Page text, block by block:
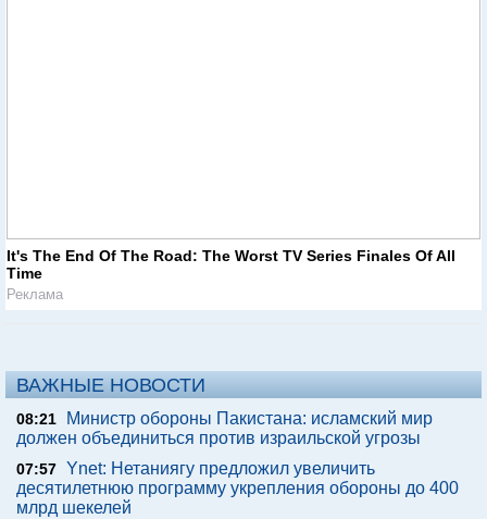
It's The End Of The Road: The Worst TV Series Finales Of All
Time
Реклама
ВАЖНЫЕ НОВОСТИ
08:21
Министр обороны Пакистана: исламский мир
должен объединиться против израильской угрозы
07:57 Ynet: Нетаниягу предложил увеличить
десятилетнюю программу укрепления обороны до 400
млрд шекелей